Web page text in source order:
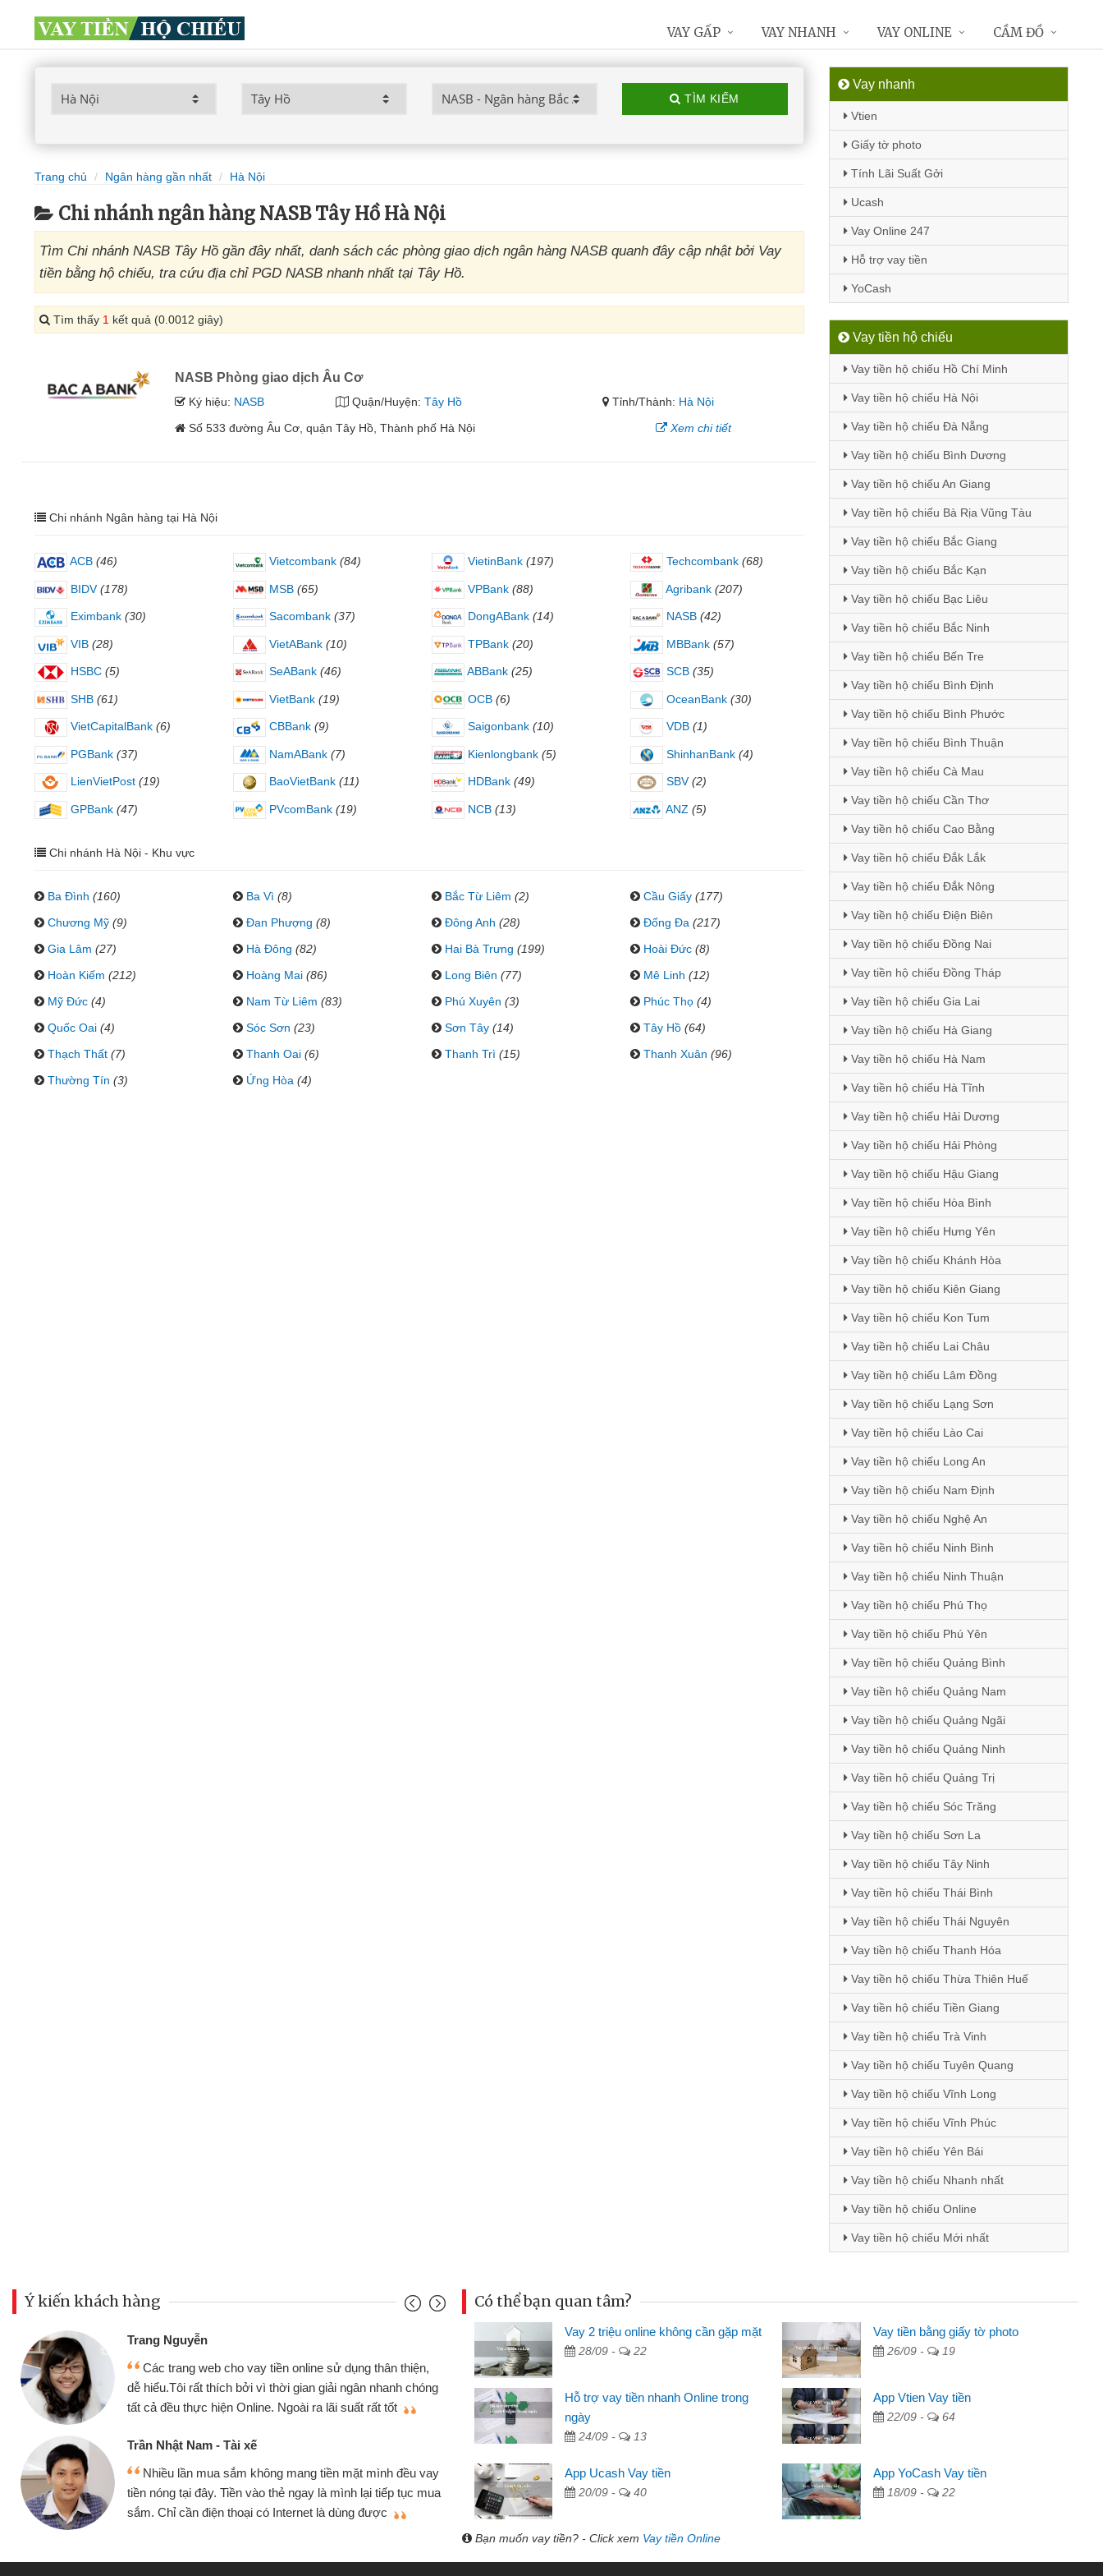
TÌM KIẾM
Trang chủ Ngân hàng gần nhất Hà Nội
Chi nhánh ngân hàng NASB Tây Hồ Hà Nội
Tìm Chi nhánh NASB Tây Hồ gần đây nhất, danh sách các phòng giao dịch ngân hàng NASB quanh đây cập nhật bởi Vay
tiền bằng hộ chiếu, tra cứu địa chỉ PGD NASB nhanh nhất tại Tây Hồ.
Tìm thấy 1 kết quả (0.0012 giây)
NASB Phòng giao dịch Âu Cơ
Ký hiệu: NASB Quận/Huyện: Tây Hồ Tỉnh/Thành: Hà Nội
Số 533 đường Âu Cơ, quận Tây Hồ, Thành phố Hà Nội
Xem chi tiết
Chi nhánh Ngân hàng tại Hà Nội
ACB (46) Vietcombank (84) VietinBank (197) Techcombank (68)
BIDV (178) MSB (65) VPBank (88) Agribank (207)
Eximbank (30) Sacombank (37) DongABank (14) NASB (42)
VIB (28) VietABank (10) TPBank (20) MBBank (57)
HSBC (5) SeABank (46) ABBank (25) SCB (35)
SHB (61) VietBank (19) OCB (6) OceanBank (30)
VietCapitalBank (6) CBBank (9) Saigonbank (10) VDB (1)
PGBank (37) NamABank (7) Kienlongbank (5) ShinhanBank (4)
LienVietPost (19) BaoVietBank (11) HDBank (49) SBV (2)
GPBank (47) PVcomBank (19) NCB (13) ANZ (5)
Chi nhánh Hà Nội - Khu vực
Ba Đình (160) Ba Vì (8) Bắc Từ Liêm (2) Cầu Giấy (177)
Chương Mỹ (9) Đan Phượng (8) Đông Anh (28) Đống Đa (217)
Gia Lâm (27) Hà Đông (82) Hai Bà Trưng (199) Hoài Đức (8)
Hoàn Kiếm (212) Hoàng Mai (86) Long Biên (77) Mê Linh (12)
Mỹ Đức (4) Nam Từ Liêm (83) Phú Xuyên (3) Phúc Thọ (4)
Quốc Oai (4) Sóc Sơn (23) Sơn Tây (14) Tây Hồ (64)
Thạch Thất (7) Thanh Oai (6) Thanh Trì (15) Thanh Xuân (96)
Thường Tín (3) Ứng Hòa (4)
Vay nhanh
Vtien
Giấy tờ photo
Tính Lãi Suất Gởi
Ucash
Vay Online 247
Hỗ trợ vay tiền
YoCash
Vay tiền hộ chiếu
Vay tiền hộ chiếu Hồ Chí Minh
Vay tiền hộ chiếu Hà Nội
Vay tiền hộ chiếu Đà Nẵng
Vay tiền hộ chiếu Bình Dương
Vay tiền hộ chiếu An Giang
Vay tiền hộ chiếu Bà Rịa Vũng Tàu
Vay tiền hộ chiếu Bắc Giang
Vay tiền hộ chiếu Bắc Kạn
Vay tiền hộ chiếu Bạc Liêu
Vay tiền hộ chiếu Bắc Ninh
Vay tiền hộ chiếu Bến Tre
Vay tiền hộ chiếu Bình Định
Vay tiền hộ chiếu Bình Phước
Vay tiền hộ chiếu Bình Thuận
Vay tiền hộ chiếu Cà Mau
Vay tiền hộ chiếu Cần Thơ
Vay tiền hộ chiếu Cao Bằng
Vay tiền hộ chiếu Đắk Lắk
Vay tiền hộ chiếu Đắk Nông
Vay tiền hộ chiếu Điện Biên
Vay tiền hộ chiếu Đồng Nai
Vay tiền hộ chiếu Đồng Tháp
Vay tiền hộ chiếu Gia Lai
Vay tiền hộ chiếu Hà Giang
Vay tiền hộ chiếu Hà Nam
Vay tiền hộ chiếu Hà Tĩnh
Vay tiền hộ chiếu Hải Dương
Vay tiền hộ chiếu Hải Phòng
Vay tiền hộ chiếu Hậu Giang
Vay tiền hộ chiếu Hòa Bình
Vay tiền hộ chiếu Hưng Yên
Vay tiền hộ chiếu Khánh Hòa
Vay tiền hộ chiếu Kiên Giang
Vay tiền hộ chiếu Kon Tum
Vay tiền hộ chiếu Lai Châu
Vay tiền hộ chiếu Lâm Đồng
Vay tiền hộ chiếu Lạng Sơn
Vay tiền hộ chiếu Lào Cai
Vay tiền hộ chiếu Long An
Vay tiền hộ chiếu Nam Định
Vay tiền hộ chiếu Nghệ An
Vay tiền hộ chiếu Ninh Bình
Vay tiền hộ chiếu Ninh Thuận
Vay tiền hộ chiếu Phú Thọ
Vay tiền hộ chiếu Phú Yên
Vay tiền hộ chiếu Quảng Bình
Vay tiền hộ chiếu Quảng Nam
Vay tiền hộ chiếu Quảng Ngãi
Vay tiền hộ chiếu Quảng Ninh
Vay tiền hộ chiếu Quảng Trị
Vay tiền hộ chiếu Sóc Trăng
Vay tiền hộ chiếu Sơn La
Vay tiền hộ chiếu Tây Ninh
Vay tiền hộ chiếu Thái Bình
Vay tiền hộ chiếu Thái Nguyên
Vay tiền hộ chiếu Thanh Hóa
Vay tiền hộ chiếu Thừa Thiên Huế
Vay tiền hộ chiếu Tiền Giang
Vay tiền hộ chiếu Trà Vinh
Vay tiền hộ chiếu Tuyên Quang
Vay tiền hộ chiếu Vĩnh Long
Vay tiền hộ chiếu Vĩnh Phúc
Vay tiền hộ chiếu Yên Bái
Vay tiền hộ chiếu Nhanh nhất
Vay tiền hộ chiếu Online
Vay tiền hộ chiếu Mới nhất
VAY GẤP VAY NHANH VAY ONLINE CẦM ĐỒ
Ý kiến khách hàng
dụng thân thiện,
nhanh chóng
suất rất tốt
mặt mình đều vay
lại tiếp tục mua
được
Mình cần tiền gấp nên định cầm cố chiếc xe wave
nhưng thật may đã có gói vay tiền bằng CMND online
không cần gặp mặt nên rất tiện lợi, sẽ giới thiệu cho bạn
Tôi kinh doanh buôn bán nhỏ lẻ nhiều lúc cần vốn nhập
hàng, nhờ biết đến website qua bạn bè giới thiệu tôi đã giải
quyết được công việc của mình nhanh chóng
Mai Lan - Sinh viên
Tôi biết đến thông qua quảng cáo trên facebook. Tôi là
sinh viên nên cần đóng tiền nhà, sinh nhật bạn bè, mà đọc
thấy thủ tục nhanh gọn nên tôi quyết định vay
Mất 2 tuần các ngân hàng không ai cho vay. Trong khi
cần có 2 triệu để giải quyết việc riêng, trong 1-2 ngày tôi trả
được thôi. Cảm ơn đã giúp tôi kịp thời và nhanh chóng
Có thể bạn quan tâm?
Vay 2 triệu online không cần gặp mặt
28/09 - 22
Vay tiền bằng giấy tờ photo
26/09 - 19
Hỗ trợ vay tiền nhanh Online trong
ngày
24/09 - 13
App Vtien Vay tiền
22/09 - 64
App Ucash Vay tiền
20/09 - 40
App YoCash Vay tiền
18/09 - 22
Bạn muốn vay tiền? - Click xem Vay tiền Online